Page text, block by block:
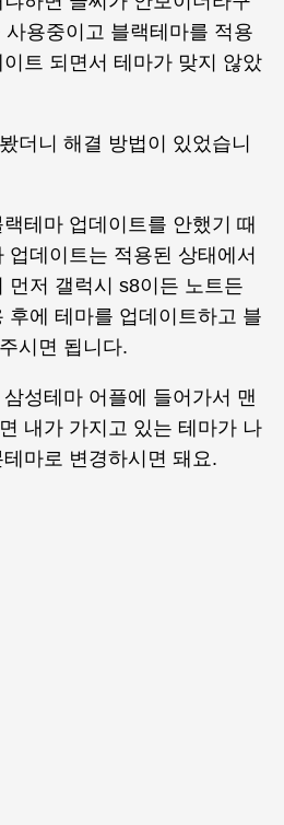
용중이고 블랙테마를 적용
트 되면서 테마가 맞지 않았
더니 해결 방법이 있었습니
테마 업데이트를 안했기 때
업데이트는 적용된 상태에서
먼저 갤럭시 s8이든 노트든
후에 테마를 업데이트하고 블
시면 됩니다.
성테마 어플에 들어가서 맨
내가 가지고 있는 테마가 나
마로 변경하시면 돼요.